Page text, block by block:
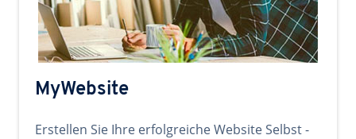
MyWebsite
Erstellen Sie Ihre erfolgreiche Website Selbst -